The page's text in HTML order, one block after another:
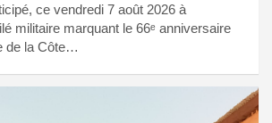
ce vendredi 7 août 2026 à
militaire marquant le 66ᵉ anniversaire
de la Côte…